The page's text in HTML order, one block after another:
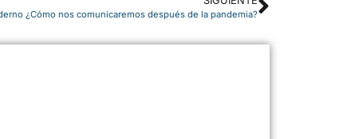
¿Cómo nos comunicaremos después de la pandemia?